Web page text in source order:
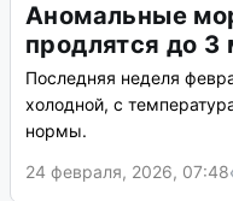
Аномальные
продлятся до 3
Последняя неделя
холодной, с
нормы.
24 февраля, 2026, 07:48